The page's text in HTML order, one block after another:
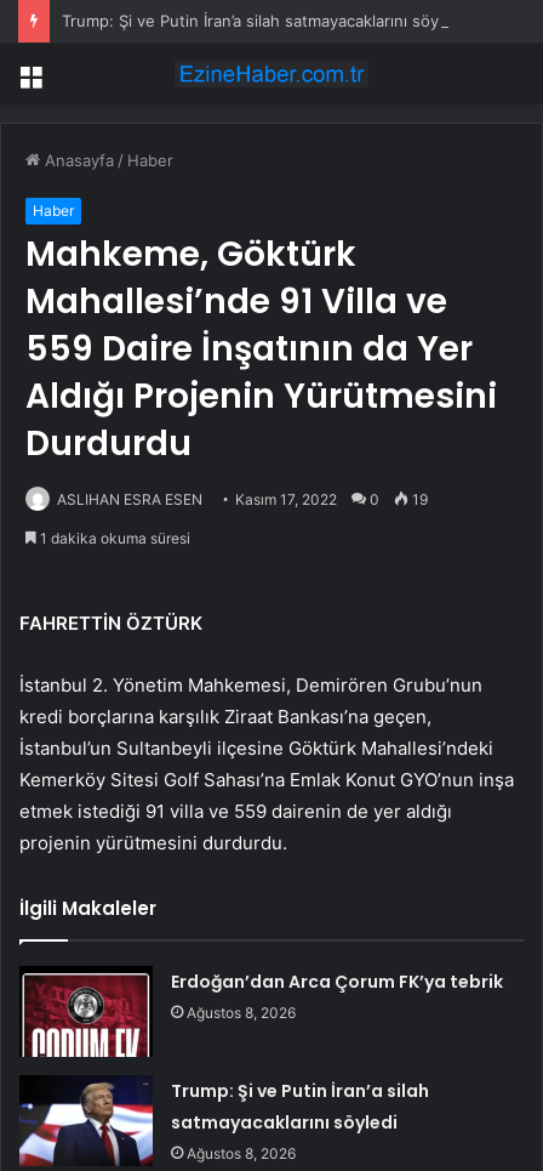
Trump: Şi ve Putin İran’a silah satmayacaklarını söyledi
Menü
Anasayfa / Haber
Haber
Mahkeme, Göktürk
Mahallesi’nde 91 Villa ve
559 Daire İnşatının da Yer
Aldığı Projenin Yürütmesini
Durdurdu
ASLIHAN ESRA ESEN Kasım 17, 2022 0 19
1 dakika okuma süresi
FAHRETTİN ÖZTÜRK
İstanbul 2. Yönetim Mahkemesi, Demirören Grubu’nun
kredi borçlarına karşılık Ziraat Bankası’na geçen,
İstanbul’un Sultanbeyli ilçesine Göktürk Mahallesi’ndeki
Kemerköy Sitesi Golf Sahası’na Emlak Konut GYO’nun inşa
etmek istediği 91 villa ve 559 dairenin de yer aldığı
projenin yürütmesini durdurdu.
İlgili Makaleler
Erdoğan’dan Arca Çorum FK’ya tebrik
Ağustos 8, 2026
Trump: Şi ve Putin İran’a silah
satmayacaklarını söyledi
Ağustos 8, 2026